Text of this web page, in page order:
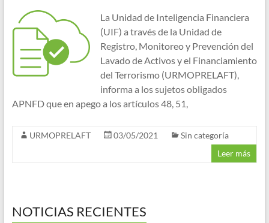
La Unidad de Inteligencia Financiera
(UIF) a través de la Unidad de
Registro, Monitoreo y Prevención del
Lavado de Activos y el Financiamiento
del Terrorismo (URMOPRELAFT),
informa a los sujetos obligados
APNFD que en apego a los artículos 48, 51,
URMOPRELAFT 03/05/2021
Sin categoría
Leer más
NOTICIAS RECIENTES